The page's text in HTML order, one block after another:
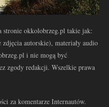
stronie okkolobrzeg.pl takie jak:
autorskie), materiały audio
i nie mogą być
zgody redakcji. Wszelkie prawa
za komentarze Internautów.